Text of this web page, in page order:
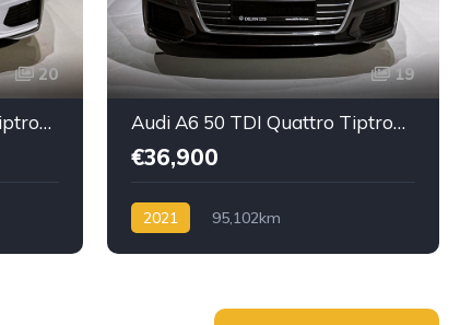
20
Audi A6 45 TDI-Quattro Tiptronic-Mild Hybrid
19
Audi A6 50 TDI Quattro Tiptronic/Mild Hybrid
€36,900
2021
95,102km